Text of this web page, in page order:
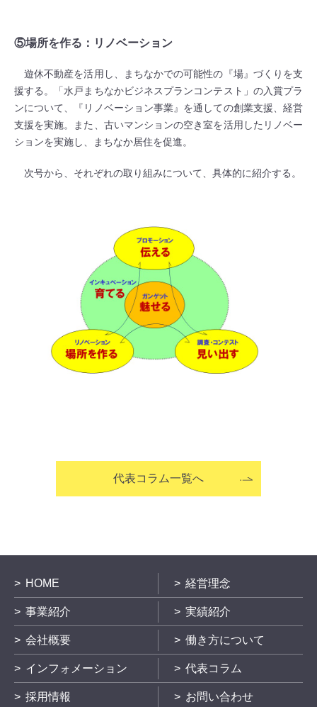
⑤場所を作る：リノベーション
遊休不動産を活用し、まちなかでの可能性の『場』づくりを支
援する。「水戸まちなかビジネスプランコンテスト」の入賞プラ
ンについて、『リノベーション事業』を通しての創業支援、経営
支援を実施。また、古いマンションの空き室を活用したリノベー
ションを実施し、まちなか居住を促進。
次号から、それぞれの取り組みについて、具体的に紹介する。
代表コラム一覧へ
HOME 経営理念
事業紹介 実績紹介
会社概要 働き方について
インフォメーション 代表コラム
採用情報 お問い合わせ